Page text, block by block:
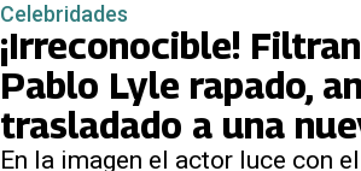
Celebridades
¡Irreconocible!
Pablo Lyle rapado,
trasladado a una
En la imagen el actor luce con